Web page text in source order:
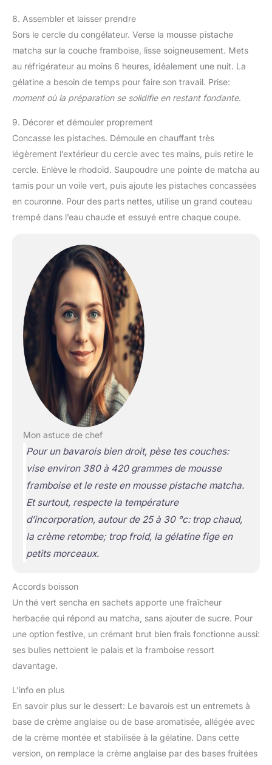
8. Assembler et laisser prendre
Sors le cercle du congélateur. Verse la mousse pistache
matcha sur la couche framboise, lisse soigneusement. Mets
au réfrigérateur au moins 6 heures, idéalement une nuit. La
gélatine a besoin de temps pour faire son travail. Prise:
moment où la préparation se solidifie en restant fondante.
9. Décorer et démouler proprement
Concasse les pistaches. Démoule en chauffant très
légèrement l’extérieur du cercle avec tes mains, puis retire le
cercle. Enlève le rhodoïd. Saupoudre une pointe de matcha au
tamis pour un voile vert, puis ajoute les pistaches concassées
en couronne. Pour des parts nettes, utilise un grand couteau
trempé dans l’eau chaude et essuyé entre chaque coupe.
Mon astuce de chef
Pour un bavarois bien droit, pèse tes couches:
vise environ 380 à 420 grammes de mousse
framboise et le reste en mousse pistache matcha.
Et surtout, respecte la température
d’incorporation, autour de 25 à 30 °c: trop chaud,
la crème retombe; trop froid, la gélatine fige en
petits morceaux.
Accords boisson
Un thé vert sencha en sachets apporte une fraîcheur
herbacée qui répond au matcha, sans ajouter de sucre. Pour
une option festive, un crémant brut bien frais fonctionne aussi:
ses bulles nettoient le palais et la framboise ressort
davantage.
L’info en plus
En savoir plus sur le dessert: Le bavarois est un entremets à
base de crème anglaise ou de base aromatisée, allégée avec
de la crème montée et stabilisée à la gélatine. Dans cette
version, on remplace la crème anglaise par des bases fruitées